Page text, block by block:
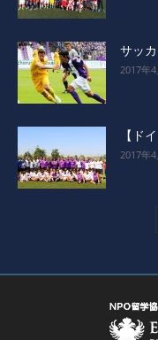
サッ
2017年
【ド
2017年